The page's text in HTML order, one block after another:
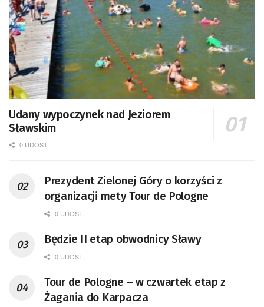
Udany wypoczynek nad Jeziorem
Sławskim
0 UDOST.
Prezydent Zielonej Góry o korzyści z
organizacji mety Tour de Pologne
0 UDOST.
Będzie II etap obwodnicy Sławy
0 UDOST.
Tour de Pologne – w czwartek etap z
Żagania do Karpacza